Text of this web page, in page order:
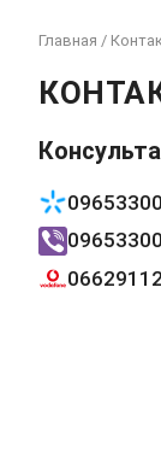
Главная /